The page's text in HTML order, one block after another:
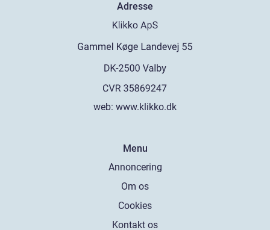
Adresse
web: www.klikko.dk
Menu
Annoncering
Om os
Cookies
Kontakt os